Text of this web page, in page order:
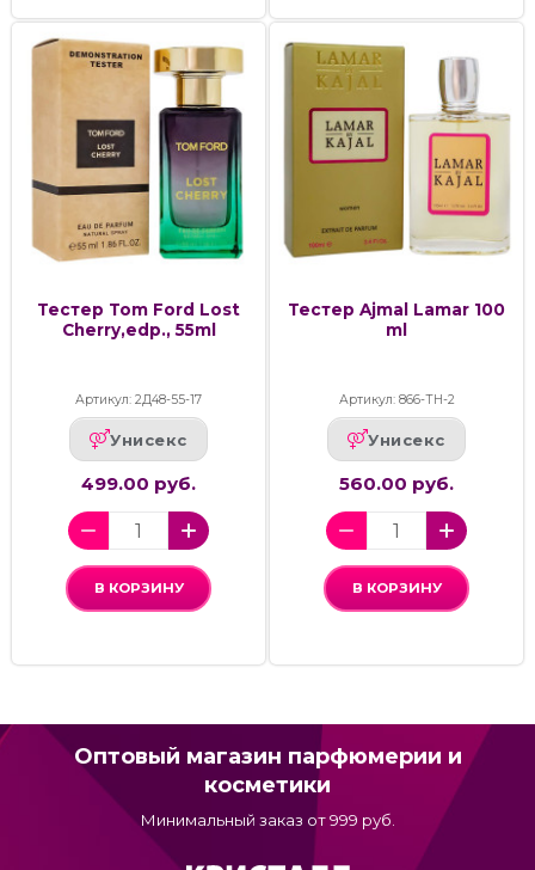
Тестер Tom Ford Lost
Cherry,edp., 55ml
Артикул: 2Д48-55-17
Унисекс
499.00 руб.
В КОРЗИНУ
Тестер Ajmal Lamar 100
ml
Артикул: 866-ТН-2
Унисекс
560.00 руб.
В КОРЗИНУ
Оптовый магазин парфюмерии и
косметики
Минимальный заказ от 999 руб.